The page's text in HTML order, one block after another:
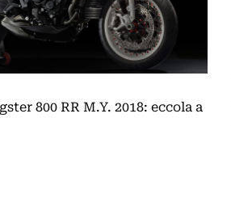
800 RR M.Y. 2018: eccola a